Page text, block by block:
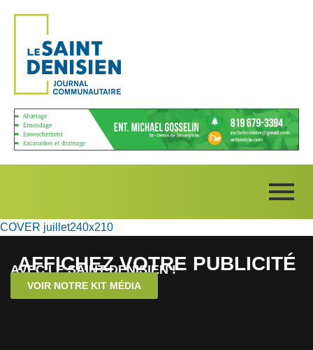
COVER juillet240x210
AFFICHEZ VOTRE PUBLICITÉ
AVEC LE SAINT-DENISIEN !
VOIR NOTRE KIT MÉDIA